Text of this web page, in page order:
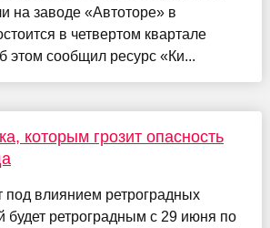
на заводе «Автоторе» в
в четвертом квартале
этом сообщил ресурс «Ки...
которым грозит опасность
под влиянием ретроградных
будет ретроградным с 29 июня по